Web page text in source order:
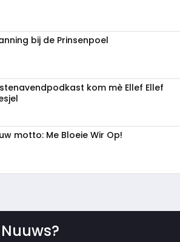
bij de Prinsenpoel
kom mè Ellef Ellef
motto: Me Bloeie Wir Op!